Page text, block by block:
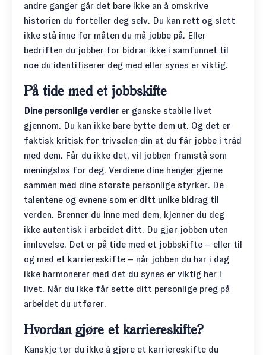
andre ganger går det bare ikke an å omskrive
historien du forteller deg selv. Du kan rett og slett
ikke stå inne for måten du må jobbe på. Eller
bedriften du jobber for bidrar ikke i samfunnet til
noe du identifiserer deg med eller synes er viktig.
På tide med et jobbskifte
Dine personlige verdier er ganske stabile livet
gjennom. Du kan ikke bare bytte dem ut. Og det er
faktisk kritisk for trivselen din at du får jobbe i tråd
med dem. Får du ikke det, vil jobben framstå som
meningsløs for deg. Verdiene dine henger gjerne
sammen med dine største personlige styrker. De
talentene og evnene som er ditt unike bidrag til
verden. Brenner du inne med dem, kjenner du deg
ikke autentisk i arbeidet ditt. Du gjør jobben uten
innlevelse. Det er på tide med et jobbskifte – eller til
og med et karriereskifte – når jobben du har i dag
ikke harmonerer med det du synes er viktig her i
livet. Når du ikke får sette ditt personlige preg på
arbeidet du utfører.
Hvordan gjøre et karriereskifte?
Kanskje tør du ikke å gjøre et karriereskifte du